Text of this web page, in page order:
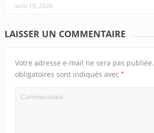
août 10, 2026
LAISSER UN COMMENTAIRE
Votre adresse e-mail ne sera pas publiée.
obligatoires sont indiqués avec *